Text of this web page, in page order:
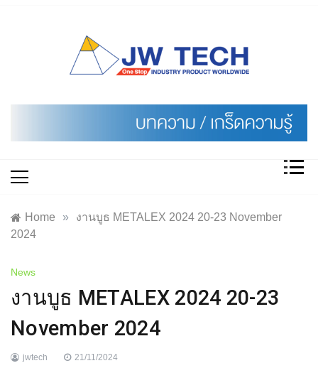
Home »
งานบูธ METALEX 2024 20-23 November
2024
News
งานบูธ METALEX 2024 20-23
November 2024
jwtech 21/11/2024